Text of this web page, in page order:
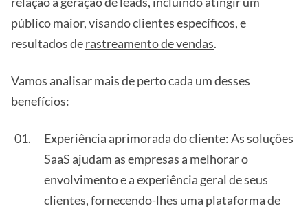
público maior, visando clientes específicos, e
resultados derastreamento de vendas.
Vamos analisar mais de perto cada um desses
benefícios:
Experiência aprimorada do cliente: As soluções
SaaS ajudam as empresas a melhorar o
envolvimento e a experiência geral de seus
clientes, fornecendo-lhes uma plataforma de